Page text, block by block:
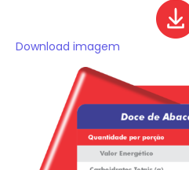
Download imagem